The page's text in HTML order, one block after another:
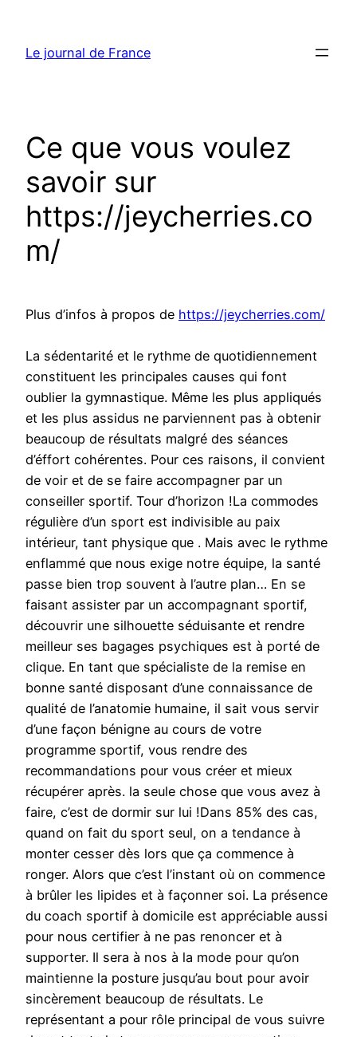
contenu
Le journal de France
Ce que vous voulez
savoir sur
https://jeycherries.co
m/
Plus d’infos à propos de https://jeycherries.com/
La sédentarité et le rythme de quotidiennement
constituent les principales causes qui font
oublier la gymnastique. Même les plus appliqués
et les plus assidus ne parviennent pas à obtenir
beaucoup de résultats malgré des séances
d’éffort cohérentes. Pour ces raisons, il convient
de voir et de se faire accompagner par un
conseiller sportif. Tour d’horizon !La commodes
régulière d’un sport est indivisible au paix
intérieur, tant physique que . Mais avec le rythme
enflammé que nous exige notre équipe, la santé
passe bien trop souvent à l’autre plan… En se
faisant assister par un accompagnant sportif,
découvrir une silhouette séduisante et rendre
meilleur ses bagages psychiques est à porté de
clique. En tant que spécialiste de la remise en
bonne santé disposant d’une connaissance de
qualité de l’anatomie humaine, il sait vous servir
d’une façon bénigne au cours de votre
programme sportif, vous rendre des
recommandations pour vous créer et mieux
récupérer après. la seule chose que vous avez à
faire, c’est de dormir sur lui !Dans 85% des cas,
quand on fait du sport seul, on a tendance à
monter cesser dès lors que ça commence à
ronger. Alors que c’est l’instant où on commence
à brûler les lipides et à façonner soi. La présence
du coach sportif à domicile est appréciable aussi
pour nous certifier à ne pas renoncer et à
supporter. Il sera à nos à la mode pour qu’on
maintienne la posture jusqu’au bout pour avoir
sincèrement beaucoup de résultats. Le
représentant a pour rôle principal de vous suivre